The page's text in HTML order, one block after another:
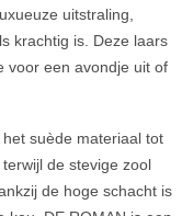
uitstraling,
krachtig is. Deze laars
voor een avondje uit of
suède materiaal tot
de stevige zool
de hoge schacht is